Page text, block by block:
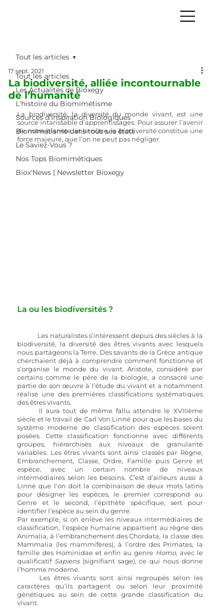
Tout les articles
Les Actualités de Bioxegy
L'histoire du Biomimétisme
Sources d’Inspiration Biologiques
Biomimétisme dans tous ses états
Le Saviez-Vous ?
Nos Tops Biomimétiques
Biox'News | Newsletter Bioxegy
Tout les articles
La biodiversité, alliée incontournable
de l’humanité
17 sept. 2021
La biodiversité, la diversité du monde vivant, est une
source intarissable d’apprentissages. Pour assurer l’avenir
de notre planète, et le nôtre, la biodiversité constitue une
force majeure, que l’on ne peut pas négliger.
La ou les biodiversités ?
Les naturalistes s’intéressent depuis des siècles à la
biodiversité, la diversité des êtres vivants avec lesquels
nous partageons la Terre. Des savants de la Grèce antique
cherchaient déjà à comprendre comment fonctionne et
s’organise le monde du vivant. Aristote, considéré par
certains comme le père de la biologie, a consacré une
partie de son œuvre à l’étude du vivant et a notamment
réalisé une des premières classifications systématiques
des êtres vivants.
siècle et le travail de Carl Von Linné pour que les bases du
système moderne de classification des espèces soient
posées. Cette classification fonctionne avec différents
groupes, hiérarchisés aux niveaux de granularité
variables. Les êtres vivants sont ainsi classés par Règne,
Embranchement, Classe, Ordre, Famille puis Genre et
espèce, avec un certain nombre de niveaux
intermédiaires selon les besoins. C’est d’ailleurs aussi à
Linné que l'on doit la combinaison de deux mots latins
pour désigner les espèces, le premier correspond au
Genre et le second, l’épithète spécifique, sert pour
identifier l’espèce au sein du genre.
Par exemple, si on enlève les niveaux intermédiaires de
classification, l’espèce humaine appartient au règne des
Animalia, à l’embranchement des Chordata, la classe des
Mammalia (les mammifères), à l’ordre des Primates, la
famille des Hominidae et enfin au genre Homo, avec le
qualificatif Sapiens (signifiant sage), ce qui nous donne
l’homme moderne.
caractères qu’ils partagent ou selon leur proximité
génétiques au sein de cette grande classification du
vivant.